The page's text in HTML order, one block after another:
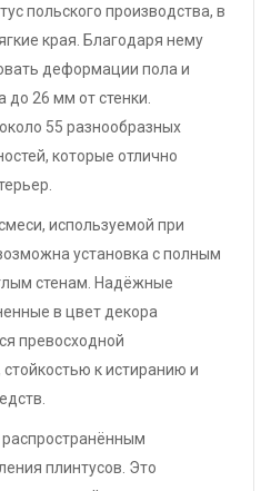
польского производства, в
края. Благодаря нему
деформации пола и
26 мм от стенки.
55 разнообразных
которые отлично
используемой при
установка с полным
стенам. Надёжные
в цвет декора
превосходной
к истиранию и
плинтусов. Это